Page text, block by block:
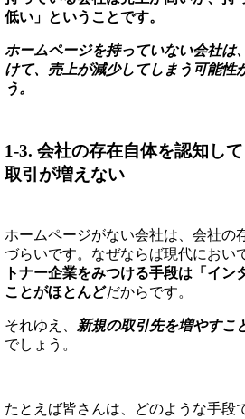
低い」ということです。
ホームページを持っていない会社は
けて、売上が減少してしまう可能性
う。
1-3. 会社の存在自体を認知し
取引が増えない
ホームページがない会社は、会社の
づらいです。なぜならば現代におい
トナー企業をみつける手段は「イン
ことがほとんどだからです。
それゆえ、 新規の取引先を増やすこ
でしょう。
たとえば皆さんは、どのような手段